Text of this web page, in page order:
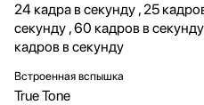
24 кадра в секунду , 25
секунду , 60 кадров в
кадров в секунду
Встроенная вспышка
True Tone